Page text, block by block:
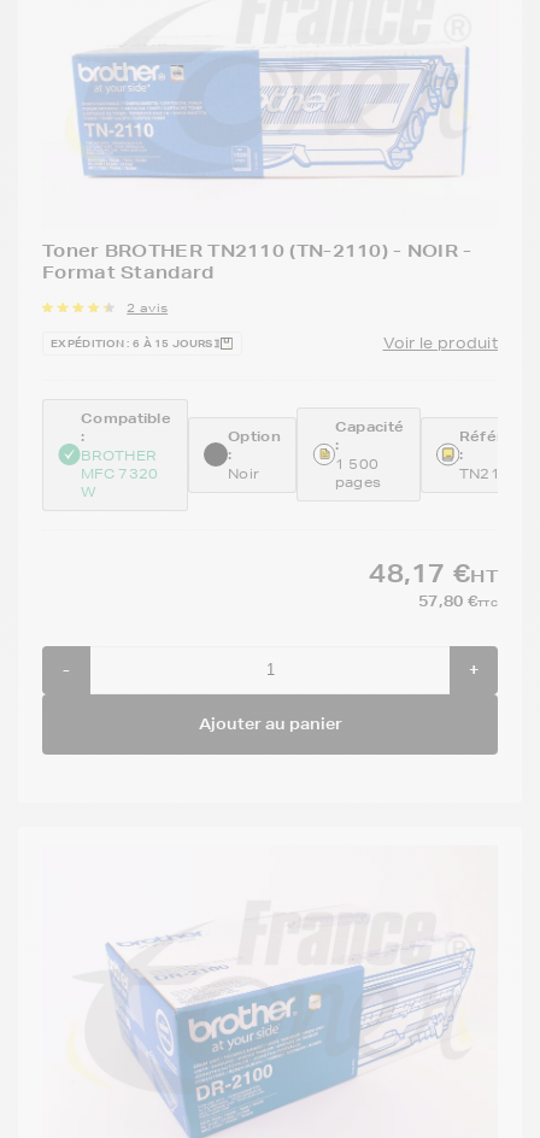
Toner BROTHER TN2110 (TN-2110) - NOIR -
Format Standard
2 avis
EXPÉDITION : 6 À 15 JOURS Voir le produit
Compatible
:
BROTHER
MFC 7320
W
Option
:
Noir
Capacité
:
1 500
pages
:
TN2110
48,17 €HT
57,80 €TTC
- +
Ajouter au panier